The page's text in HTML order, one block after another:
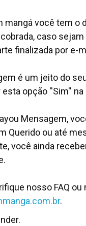
mangá você tem o
caso
finalizada por
é um jeito do
opção ''Sim''
Mensagem,
Querido ou até
você ainda
nosso FAQ
.